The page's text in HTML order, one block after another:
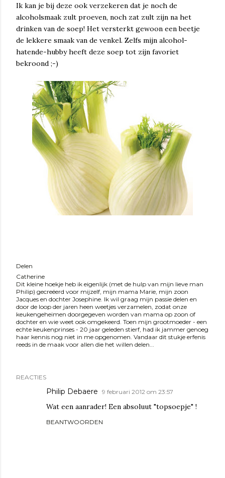
Ik kan je bij deze ook verzekeren dat je noch de
alcoholsmaak zult proeven, noch zat zult zijn na het
drinken van de soep! Het versterkt gewoon een beetje
de lekkere smaak van de venkel. Zelfs mijn alcohol-
hatende-hubby heeft deze soep tot zijn favoriet
bekroond ;-)
Delen
Catherine
Dit kleine hoekje heb ik eigenlijk (met de hulp van mijn lieve man
Philip) gecreëerd voor mijzelf, mijn mama Marie, mijn zoon
Jacques en dochter Josephine. Ik wil graag mijn passie delen en
door de loop der jaren heen weetjes verzamelen, zodat onze
keukengeheimen doorgegeven worden van mama op zoon of
dochter en wie weet ook omgekeerd. Toen mijn grootmoeder - een
echte keukenprinses - 20 jaar geleden stierf, had ik jammer genoeg
haar kennis nog niet in me opgenomen. Vandaar dit stukje erfenis
reeds in de maak voor allen die het willen delen...
REACTIES
Philip Debaere 9 februari 2012 om 23:57
Wat een aanrader! Een absoluut "topsoepje" !
BEANTWOORDEN